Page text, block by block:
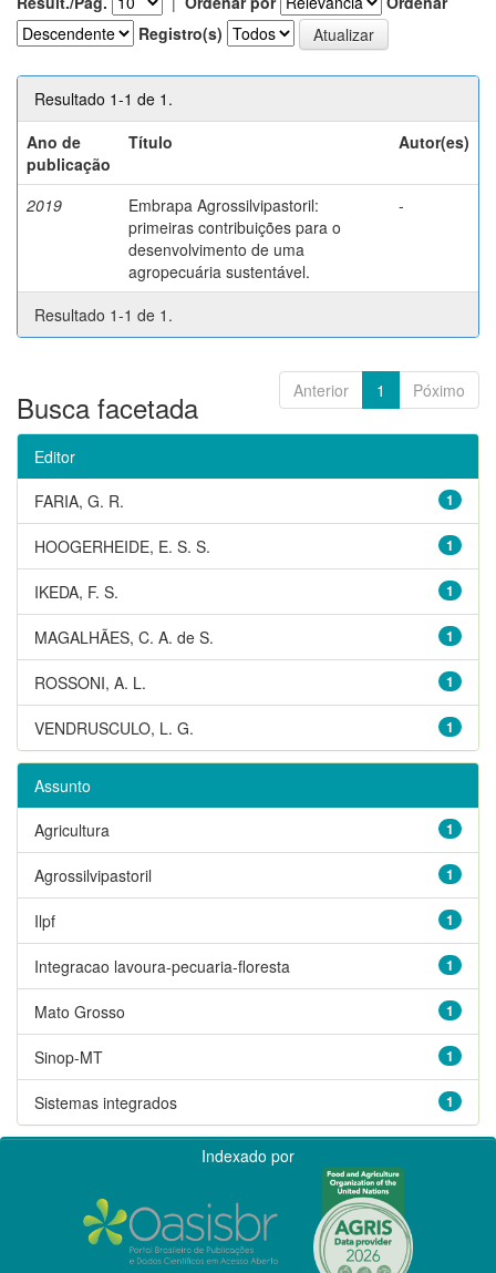
Registro(s)
Resultado 1-1 de 1.
Ano de
publicação
Título Autor(es)
2019
Embrapa Agrossilvipastoril:
primeiras contribuições para o
desenvolvimento de uma
agropecuária sustentável.
-
Resultado 1-1 de 1.
Anterior 1 Póximo
Busca facetada
Editor
1
FARIA, G. R.
1
HOOGERHEIDE, E. S. S.
1
IKEDA, F. S.
1
MAGALHÃES, C. A. de S.
1
ROSSONI, A. L.
1
VENDRUSCULO, L. G.
Assunto
1
Agricultura
1
Agrossilvipastoril
1
Ilpf
1
Integracao lavoura-pecuaria-floresta
1
Mato Grosso
1
Sinop-MT
1
Sistemas integrados
Indexado por